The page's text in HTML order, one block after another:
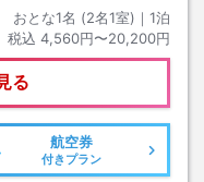
おとな1名 (2名1室)｜ 1泊
税込 4,560円〜20,200円
る
航空券
付きプラン